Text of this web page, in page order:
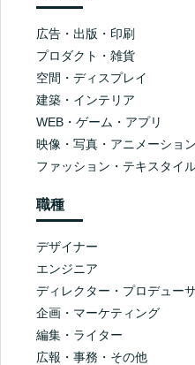
広告・出版・印刷
プロダクト・雑貨
空間・ディスプレイ
建築・インテリア
WEB・ゲーム・アプリ
映像・写真・アニメーション
ファッション・テキスタイ
職種
デザイナー
エンジニア
ディレクター・プロデュー
企画・マーケティング
編集・ライター
広報・事務・その他